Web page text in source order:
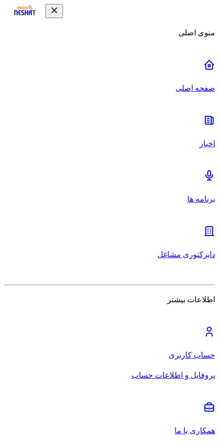
منوی اصلی
صفحه اصلی
اخبار
برنامه ها
دایرکتوری مشاغل
اطلاعات بیشتر
حساب کاربری
پروفایل و اطلاعات حساب
همکاری با ما